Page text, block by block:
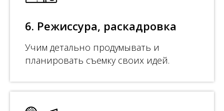
6. Режиссура, раскадровка
Учим детально продумывать и
планировать съемку своих идей.